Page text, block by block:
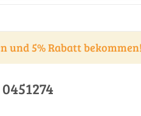
5% Rabatt bekommen!